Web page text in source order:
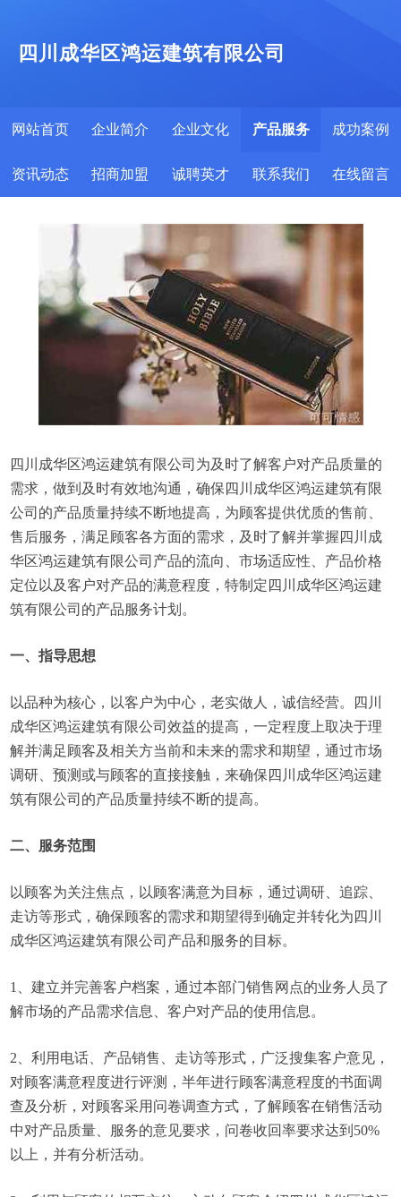
四川成华区鸿运建筑有限公司
网站首页 企业简介 企业文化 产品服务 成功案例
资讯动态 招商加盟 诚聘英才 联系我们 在线留言
四川成华区鸿运建筑有限公司为及时了解客户对产品质量的
需求，做到及时有效地沟通，确保四川成华区鸿运建筑有限
公司的产品质量持续不断地提高，为顾客提供优质的售前、
售后服务，满足顾客各方面的需求，及时了解并掌握四川成
华区鸿运建筑有限公司产品的流向、市场适应性、产品价格
定位以及客户对产品的满意程度，特制定四川成华区鸿运建
筑有限公司的产品服务计划。
一、指导思想
以品种为核心，以客户为中心，老实做人，诚信经营。四川
成华区鸿运建筑有限公司效益的提高，一定程度上取决于理
解并满足顾客及相关方当前和未来的需求和期望，通过市场
调研、预测或与顾客的直接接触，来确保四川成华区鸿运建
筑有限公司的产品质量持续不断的提高。
二、服务范围
以顾客为关注焦点，以顾客满意为目标，通过调研、追踪、
走访等形式，确保顾客的需求和期望得到确定并转化为四川
成华区鸿运建筑有限公司产品和服务的目标。
1、建立并完善客户档案，通过本部门销售网点的业务人员了
解市场的产品需求信息、客户对产品的使用信息。
2、利用电话、产品销售、走访等形式，广泛搜集客户意见，
对顾客满意程度进行评测，半年进行顾客满意程度的书面调
查及分析，对顾客采用问卷调查方式，了解顾客在销售活动
中对产品质量、服务的意见要求，问卷收回率要求达到50%
以上，并有分析活动。